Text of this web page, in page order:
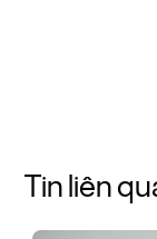
Tin liên